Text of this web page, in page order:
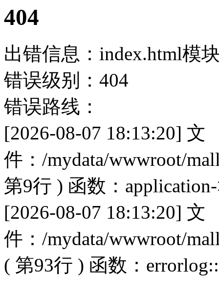
404
出错信息：index.html模
错误级别：404
错误路线：
[2026-08-07 18:13:20] 文
件：/mydata/wwwroot/
第9行 ) 函数：
[2026-08-07 18:13:20] 文
件：/mydata/wwwroot/
( 第93行 ) 函数：